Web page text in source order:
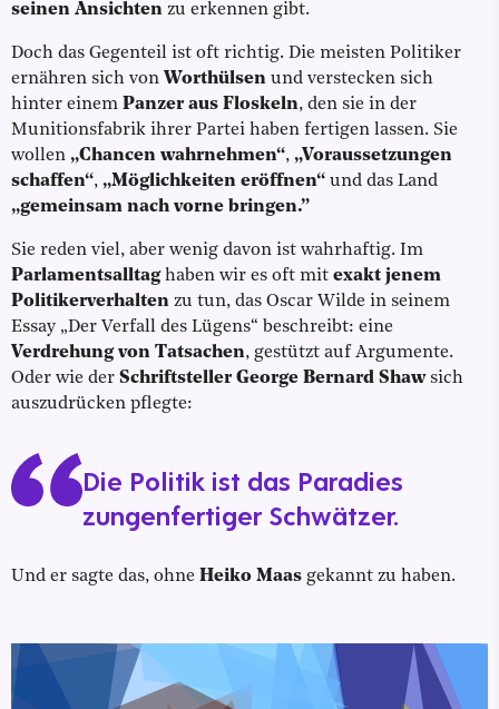
seinen Ansichten zu erkennen gibt.
Doch das Gegenteil ist oft richtig. Die meisten Politiker
ernähren sich von Worthülsen und verstecken sich
hinter einem Panzer aus Floskeln, den sie in der
Munitionsfabrik ihrer Partei haben fertigen lassen. Sie
wollen „Chancen wahrnehmen“, „Voraussetzungen
schaffen“, „Möglichkeiten eröffnen“ und das Land
„gemeinsam nach vorne bringen.”
Sie reden viel, aber wenig davon ist wahrhaftig. Im
Parlamentsalltaghaben wir es oft mit exakt jenem
Politikerverhalten zu tun, das Oscar Wilde in seinem
Essay „Der Verfall des Lügens“ beschreibt: eine
Verdrehung von Tatsachen, gestützt auf Argumente.
Oder wie der Schriftsteller George Bernard Shaw sich
auszudrücken pflegte:
Die Politik ist das Paradies
zungenfertiger Schwätzer.
Und er sagte das, ohne Heiko Maas gekannt zu haben.